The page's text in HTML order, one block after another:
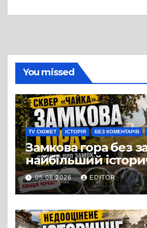
You missed
TV СЮЖЕТ ІСТОРІЯ БЕЗ КОМЕНТАРІВ
Замкова гора без
найбільший
міф Черкас
05.08.2026 EDITOR